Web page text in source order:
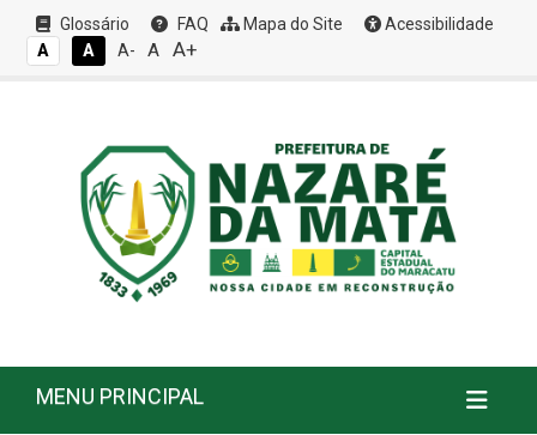
Glossário FAQ Mapa do Site
Acessibilidade
A
A A- A A+
MENU PRINCIPAL